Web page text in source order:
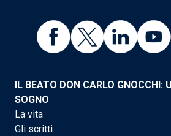
IL BEATO DON CARLO GNOCCHI:
SOGNO
La vita
Gli scritti